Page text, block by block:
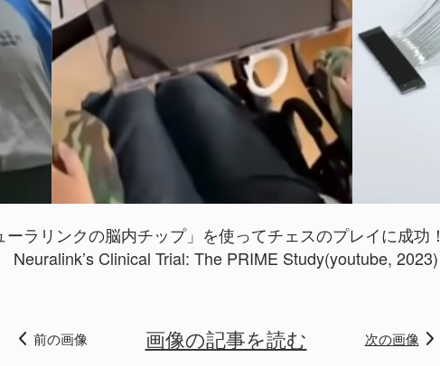
ラリンクの脳内チップ」を使ってチェスのプレイに成功！
Neuralink’s Clinical Trial: The PRIME Study(youtube, 2023)
前の画像 画像の記事を読む 次の画像